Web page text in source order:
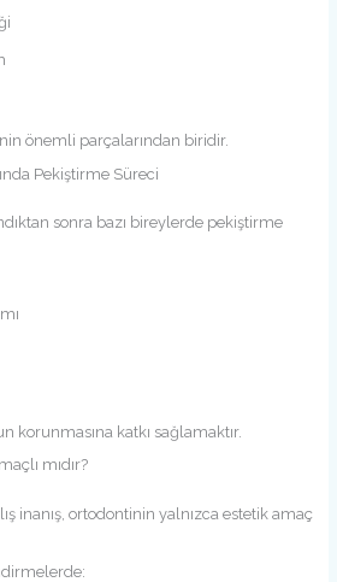
önemli parçalarından biridir.
Pekiştirme Süreci
sonra bazı bireylerde pekiştirme
korunmasına katkı sağlamaktır.
mıdır?
inanış, ortodontinin yalnızca estetik amaç